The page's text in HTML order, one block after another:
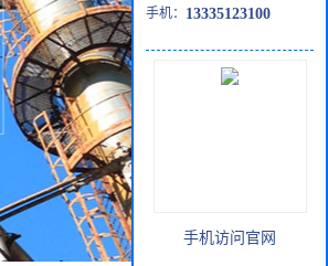
手机： 13335123100
手机访问官网